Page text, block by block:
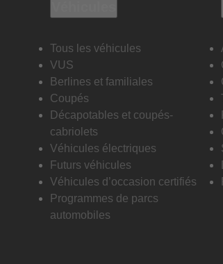
Tous les véhicules
VUS
Berlines et familiales
Coupés
Décapotables et coupés-
cabriolets
Véhicules électriques
Futurs véhicules
Véhicules d’occasion certifiés
Programmes de parcs
automobiles